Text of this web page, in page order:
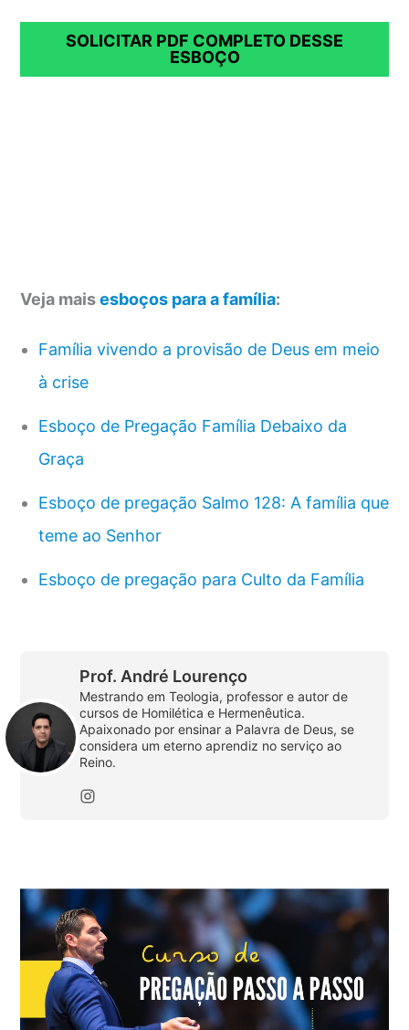
SOLICITAR PDF COMPLETO DESSE
ESBOÇO
Veja maisesboços para a família:
Família vivendo a provisão de Deus em meio
à crise
Esboço de Pregação Família Debaixo da
Graça
Esboço de pregação Salmo 128: A família que
teme ao Senhor
Esboço de pregação para Culto da Família
Prof. André Lourenço
Mestrando em Teologia, professor e autor de
cursos de Homilética e Hermenêutica.
Apaixonado por ensinar a Palavra de Deus, se
considera um eterno aprendiz no serviço ao
Reino.